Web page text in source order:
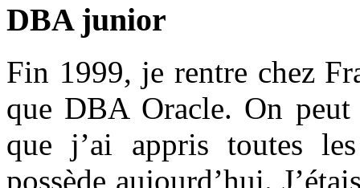
DBA junior
Fin 1999, je rentre chez
que DBA Oracle. On peut
que j’ai appris toutes
possède aujourd’hui.